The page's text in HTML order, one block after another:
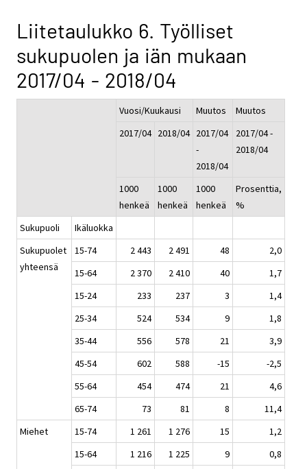
Liitetaulukko 6. Työlliset
sukupuolen ja iän mukaan
2017/04 - 2018/04
Vuosi/Kuukausi Muutos
Muutos
2017/04 2018/04 2017/04
-
2018/04
2017/04 -
2018/04
1000
henkeä
1000
henkeä
1000
henkeä
Prosenttia,
%
Sukupuoli
Ikäluokka
Sukupuolet
yhteensä
15-74 2 443 2 491 48
2,0
15-64
2 370 2 410 40
1,7
15-24
233 237 3
1,4
25-34
524 534 9
1,8
35-44
556 578 21
3,9
45-54
602 588 -15
-2,5
55-64
454 474 21
4,6
65-74
73 81 8
11,4
Miehet
15-74 1 261 1 276 15
1,2
15-64
1 216 1 225 9
0,8